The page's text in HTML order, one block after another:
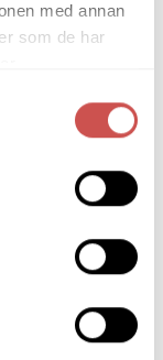
med annan
som de har